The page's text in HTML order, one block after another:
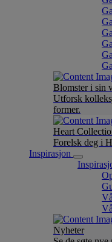
Blomster i sin
Utforsk
former.
Heart
Forelsk deg i
Inspirasjon
Nyheter